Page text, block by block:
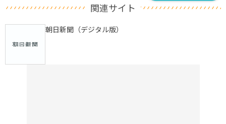
関連サイト
朝日新聞（デジタル版）